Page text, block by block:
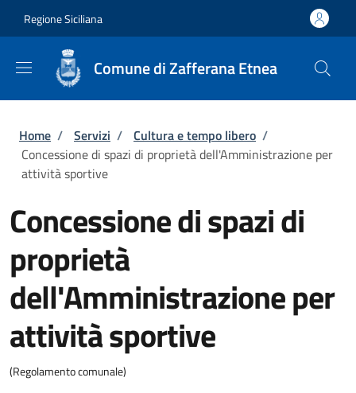
Regione Siciliana
Comune di Zafferana Etnea
Briciole di pane
Home / Servizi / Cultura e tempo libero /
Concessione di spazi di proprietà dell'Amministrazione per
attività sportive
Concessione di spazi di
proprietà
dell'Amministrazione per
attività sportive
(Regolamento comunale)